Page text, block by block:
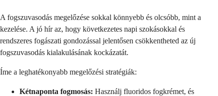
A fogszuvasodás megelőzése sokkal könnyebb és olcsóbb, mint a
kezelése. A jó hír az, hogy következetes napi szokásokkal és
rendszeres fogászati gondozással jelentősen csökkentheted az új
fogszuvasodás kialakulásának kockázatát.
Íme a leghatékonyabb megelőzési stratégiák:
Kétnaponta fogmosás: Használj fluoridos fogkrémet, és